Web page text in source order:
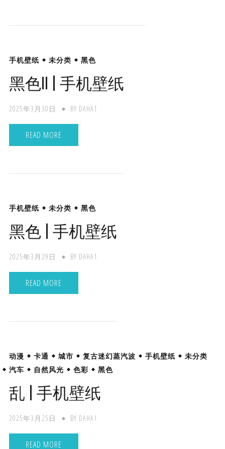
手机壁纸 未分类 黑色
黑色II | 手机壁纸
2025年3月30日 BY DAHA1
READ MORE
手机壁纸 未分类 黑色
黑色 | 手机壁纸
2025年3月29日 BY DAHA1
READ MORE
动漫 卡通 城市 复古迷幻蒸汽波 手机壁纸
未分类
汽车
自然风光 色彩 黑色
乱 | 手机壁纸
2025年3月25日 BY DAHA1
READ MORE